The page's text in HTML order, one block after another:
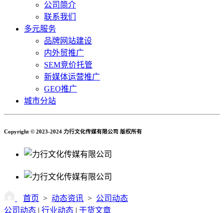
公司简介
联系我们
多元服务
品牌网站建设
内外贸推广
SEM竞价托管
新媒体运营推广
GEO推广
城市分站
Copyright © 2023-2024 力行文化传媒有限公司 版权所有
首页 > 动态资讯 > 公司动态
公司动态 | 行业动态 | 干货文章